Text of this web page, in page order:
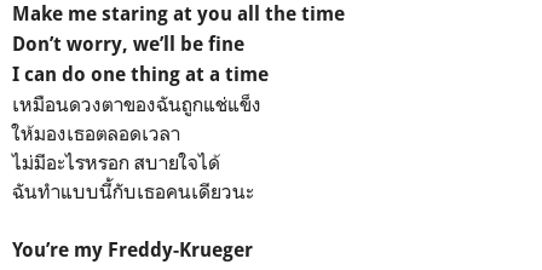
Make me staring at you all the time
Don’t worry, we’ll be fine
I can do one thing at a time
เหมือนดวงตาของฉันถูกแช่แข็ง
ให้มองเธอตลอดเวลา
ไม่มีอะไรหรอก สบายใจได้
ฉันทำแบบนี้กับเธอคนเดียวนะ
You’re my Freddy-Krueger